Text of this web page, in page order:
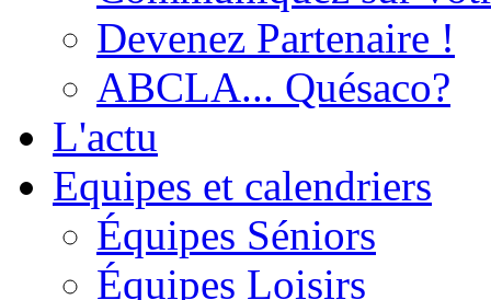
Devenez Partenaire !
ABCLA... Quésaco?
L'actu
Equipes et calendriers
Équipes Séniors
Équipes Loisirs